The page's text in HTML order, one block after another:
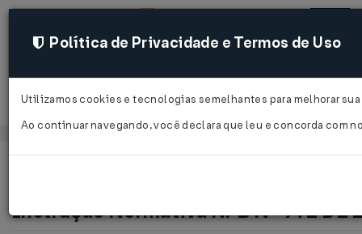
Acessar
Instrução Normativa RFB Nº 971 DE
Política de Privacidade e Termos de Uso
Utilizamos cookies e tecnologias semelhantes para melhorar
Ao continuar navegando, você declara que leu e concorda com